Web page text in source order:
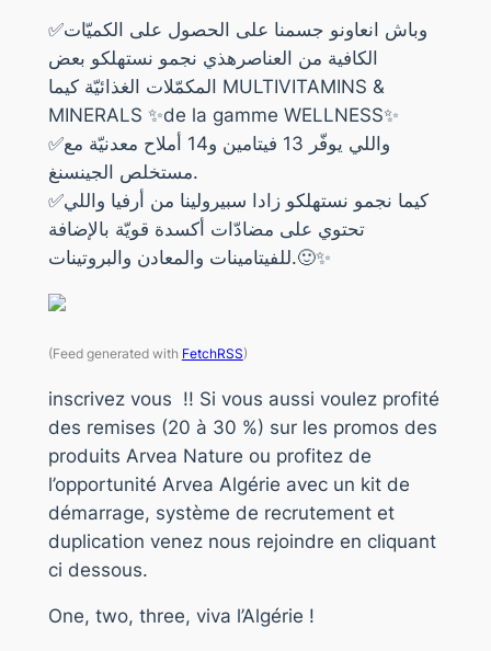
✅وباش انعاونو جسمنا على الحصول على الكميّات
الكافية من العناصرهذي نجمو نستهلكو بعض
المكمّلات الغذائيّة كيما MULTIVITAMINS &
MINERALS ✨de la gamme WELLNESS✨
✅واللي يوفّر 13 فيتامين و14 أملاح معدنيّة مع
مستخلص الجينسنغ.
✅كيما نجمو نستهلكو زادا سبيرولينا من أرفيا واللي
تحتوي على مضادّات أكسدة قويّة بالإضافة
للفيتامينات والمعادن والبروتينات.🙂✨
(Feed generated with FetchRSS)
inscrivez vous !! Si vous aussi voulez profité
des remises (20 à 30 %) sur les promos des
produits Arvea Nature ou profitez de
l’opportunité Arvea Algérie avec un kit de
démarrage, système de recrutement et
duplication venez nous rejoindre en cliquant
ci dessous.
One, two, three, viva l’Algérie !